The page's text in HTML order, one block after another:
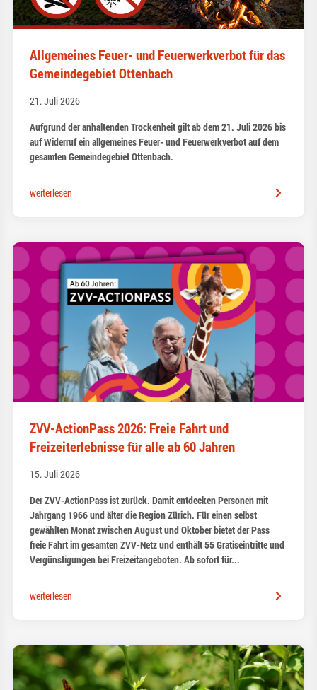
Allgemeines Feuer- und Feuerwerkverbot für das
Gemeindegebiet Ottenbach
21. Juli 2026
Aufgrund der anhaltenden Trockenheit gilt ab dem 21. Juli 2026 bis
auf Widerruf ein allgemeines Feuer- und Feuerwerkverbot auf dem
gesamten Gemeindegebiet Ottenbach.
weiterlesen
ZVV-ActionPass 2026: Freie Fahrt und
Freizeiterlebnisse für alle ab 60 Jahren
15. Juli 2026
Der ZVV-ActionPass ist zurück. Damit entdecken Personen mit
Jahrgang 1966 und älter die Region Zürich. Für einen selbst
gewählten Monat zwischen August und Oktober bietet der Pass
freie Fahrt im gesamten ZVV-Netz und enthält 55 Gratiseintritte und
Vergünstigungen bei Freizeitangeboten. Ab sofort für...
weiterlesen